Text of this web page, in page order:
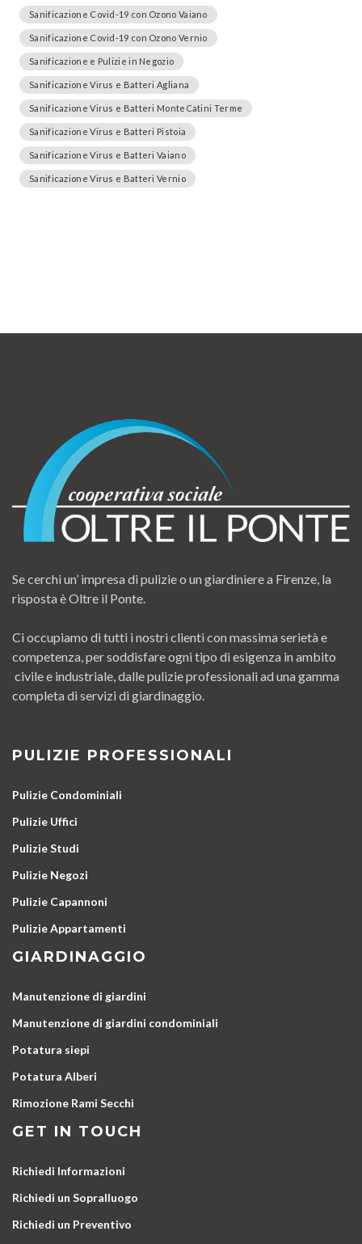
Sanificazione Covid-19 con Ozono Vaiano
Sanificazione Covid-19 con Ozono Vernio
Sanificazione e Pulizie in Negozio
Sanificazione Virus e Batteri Agliana
Sanificazione Virus e Batteri MonteCatini Terme
Sanificazione Virus e Batteri Pistoia
Sanificazione Virus e Batteri Vaiano
Sanificazione Virus e Batteri Vernio
Se cerchi un’ impresa di pulizie o un giardiniere a Firenze, la
risposta è Oltre il Ponte.
Ci occupiamo di tutti i nostri clienti con massima serietà e
competenza, per soddisfare ogni tipo di esigenza in ambito
civile e industriale, dalle pulizie professionali ad una gamma
completa di servizi di giardinaggio.
PULIZIE PROFESSIONALI
Pulizie Condominiali
Pulizie Uffici
Pulizie Studi
Pulizie Negozi
Pulizie Capannoni
Pulizie Appartamenti
GIARDINAGGIO
Manutenzione di giardini
Manutenzione di giardini condominiali
Potatura siepi
Potatura Alberi
Rimozione Rami Secchi
GET IN TOUCH
Richiedi Informazioni
Richiedi un Sopralluogo
Richiedi un Preventivo